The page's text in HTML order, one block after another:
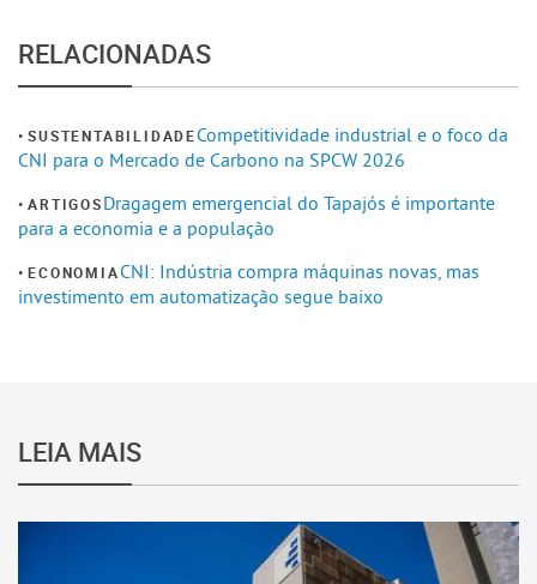
RELACIONADAS
SUSTENTABILIDADECompetitividade industrial e o foco da
CNI para o Mercado de Carbono na SPCW 2026
ARTIGOSDragagem emergencial do Tapajós é importante
para a economia e a população
ECONOMIACNI: Indústria compra máquinas novas, mas
investimento em automatização segue baixo
LEIA MAIS